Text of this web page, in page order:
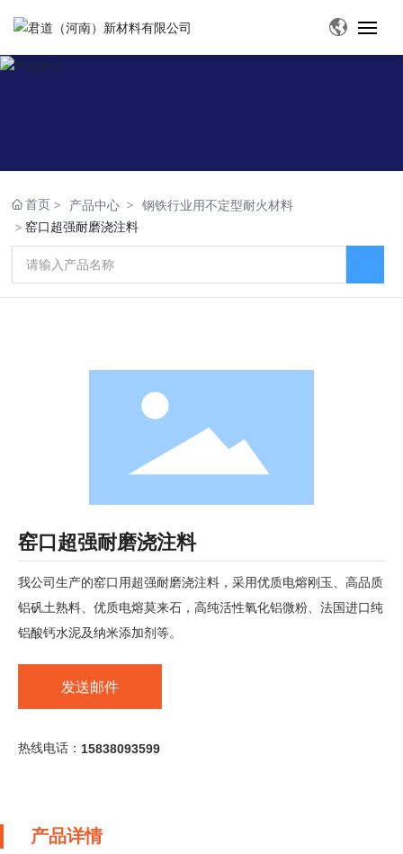
产品中心
首页 产品中心
钢铁行业用不定型耐火材料
窑口超强耐磨浇注料
窑口超强耐磨浇注料
我公司生产的窑口用超强耐磨浇注料，采用优质电熔刚玉、高品质
铝矾土熟料、优质电熔莫来石，高纯活性氧化铝微粉、法国进口纯
铝酸钙水泥及纳米添加剂等。
发送邮件
热线电话： 15838093599
产品详情